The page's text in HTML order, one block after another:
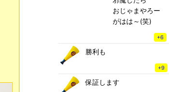
おじゃまやろー
がはは～(笑)
+6
勝利も
+9
保証します